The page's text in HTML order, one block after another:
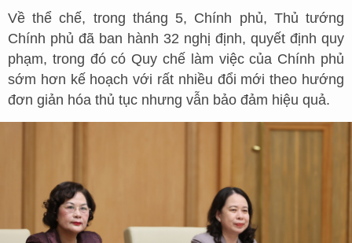
Về thể chế, trong tháng 5, Chính phủ, Thủ tướng
Chính phủ đã ban hành 32 nghị định, quyết định quy
phạm, trong đó có Quy chế làm việc của Chính phủ
sớm hơn kế hoạch với rất nhiều đổi mới theo hướng
đơn giản hóa thủ tục nhưng vẫn bảo đảm hiệu quả.